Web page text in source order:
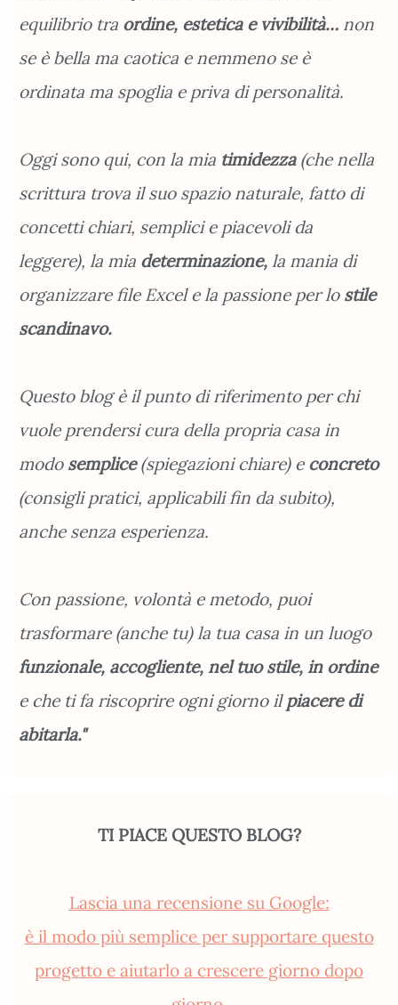
equilibrio tra ordine, estetica e vivibilità… non
se è bella ma caotica e nemmeno se è
ordinata ma spoglia e priva di personalità.
Oggi sono qui, con la mia timidezza (che nella
scrittura trova il suo spazio naturale, fatto di
concetti chiari, semplici e piacevoli da
leggere), la mia determinazione, la mania di
organizzare file Excel e la passione per lo stile
scandinavo.
Questo blog è il punto di riferimento per chi
vuole prendersi cura della propria casa in
modo semplice(spiegazioni chiare) e concreto
(consigli pratici, applicabili fin da subito),
anche senza esperienza.
Con passione, volontà e metodo, puoi
trasformare (anche tu) la tua casa in un luogo
funzionale, accogliente, nel tuo stile, in ordine
e che ti fa riscoprire ogni giorno ilpiacere di
abitarla."
TI PIACE QUESTO BLOG?
Lascia una recensione su Google:
è il modo più semplice per supportare questo
progetto e aiutarlo a crescere giorno dopo